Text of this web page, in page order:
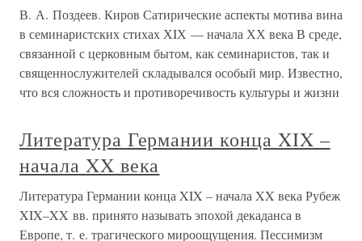
В. А. Поздеев. Киров Сатирические аспекты мотива вина
в семинаристских стихах ХIХ — начала ХХ века В среде,
связанной с церковным бытом, как семинаристов, так и
священнослужителей складывался особый мир. Известно,
что вся сложность и противоречивость культуры и жизни
Литература Германии конца XIX –
начала XX века
Литература Германии конца XIX – начала XX века Рубеж
XIX–XX вв. принято называть эпохой декаданса в
Европе, т. е. трагического мироощущения. Пессимизм